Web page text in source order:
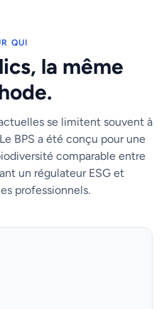
QUI
la même
se limitent souvent à
BPS a été conçu pour une
comparable entre
un régulateur ESG et
professionnels.